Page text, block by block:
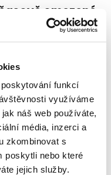
funkcí
využíváme
náš web používáte,
média, inzerci a
zkombinovat s
poskytli nebo které
jejich služby.
omezené
při
, Německo!
partnery.
fotbalových
na
se
!